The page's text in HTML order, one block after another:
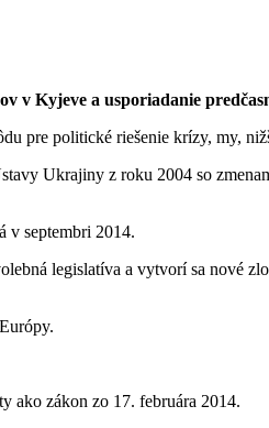
v Kyjeve a usporiadanie
pre politické riešenie krízy, my,
Ukrajiny z roku 2004 so
v septembri 2014.
legislatíva a vytvorí sa nové
ako zákon zo 17. februára 2014.